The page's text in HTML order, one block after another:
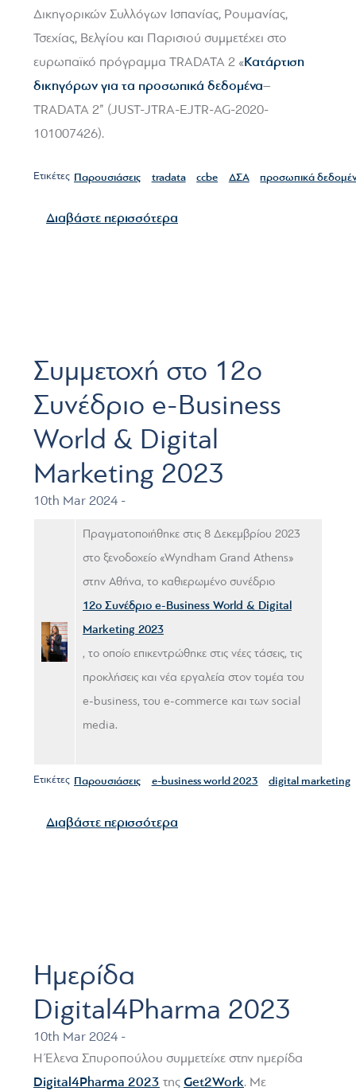
Δικηγορικών Συλλόγων Ισπανίας, Ρουμανίας,
Τσεχίας, Βελγίου και Παρισιού συμμετέχει στο
ευρωπαϊκό πρόγραμμα TRADATA 2 «Κατάρτιση
δικηγόρων για τα προσωπικά δεδομένα–
TRADATA 2” (JUST-JTRA-EJTR-AG-2020-
101007426).
Ετικέτες Παρουσιάσεις tradata ccbe ΔΣΑ προσωπικά
Διαβάστε περισσότερα
Συμμετοχή στο 12o
Συνέδριο e-Business
World & Digital
Marketing 2023
10th Mar 2024 -
Πραγματοποιήθηκε στις 8 Δεκεμβρίου 2023
στο ξενοδοχείο «Wyndham Grand Athens»
στην Αθήνα, το καθιερωμένο συνέδριο
12o Συνέδριο e-Business World & Digital
Marketing 2023
, το οποίο επικεντρώθηκε στις νέες τάσεις, τις
προκλήσεις και νέα εργαλεία στον τομέα του
e-business, του e-commerce και των social
media.
Ετικέτες Παρουσιάσεις e-business world 2023 digital marketing
Διαβάστε περισσότερα
Ημερίδα
Digital4Pharma 2023
10th Mar 2024 -
Η Έλενα Σπυροπούλου συμμετείχε στην ημερίδα
Digital4Pharma 2023 της Get2Work. Με